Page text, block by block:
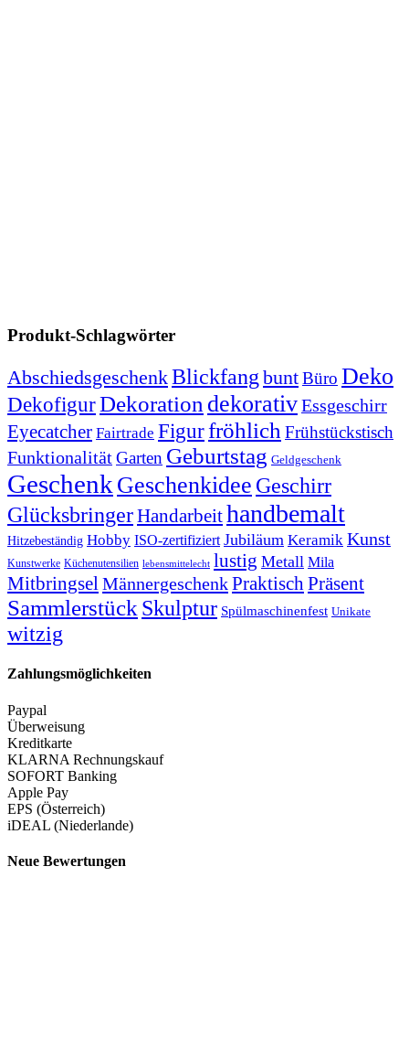
Produkt-Schlagwörter
AbschiedsgeschenkBlickfang buntBüro Deko
DekofigurDekoration dekorativEssgeschirr
Eyecatcher Fairtrade Figurfröhlich Frühstückstisch
FunktionalitätGarten Geburtstag Geldgeschenk
Geschenk Geschenkidee Geschirr
GlücksbringerHandarbeithandbemalt
Hitzebeständig Hobby ISO-zertifiziert Jubiläum Keramik Kunst
Kunstwerke Küchenutensilien lebensmittelecht lustig Metall Mila
MitbringselMännergeschenkPraktischPräsent
Sammlerstück Skulptur Spülmaschinenfest Unikate
witzig
Zahlungsmöglichkeiten
Paypal
Überweisung
Kreditkarte
KLARNA Rechnungskauf
SOFORT Banking
Apple Pay
EPS (Österreich)
iDEAL (Niederlande)
Neue Bewertungen